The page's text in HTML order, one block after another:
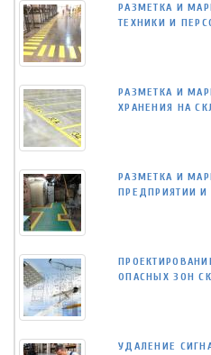
РАЗМЕТКА И
ТЕХНИКИ И
РАЗМЕТКА И
ХРАНЕНИЯ НА
РАЗМЕТКА И
ПРЕДПРИЯТИИ И
ОПАСНЫХ ЗОН
УДАЛЕНИЕ